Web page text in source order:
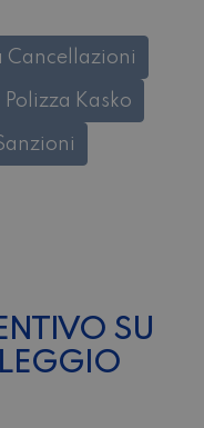
Cancellazioni
Polizza Kasko
SU